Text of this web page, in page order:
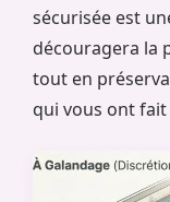
sécurisée est
découragera la
tout en
qui vous ont fait